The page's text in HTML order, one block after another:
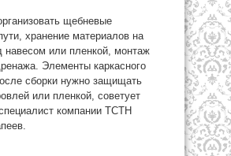
щебневые
хранение материалов на
навесом или пленкой, монтаж
Элементы каркасного
сборки нужно защищать
или пленкой, советует
компании ТСТН